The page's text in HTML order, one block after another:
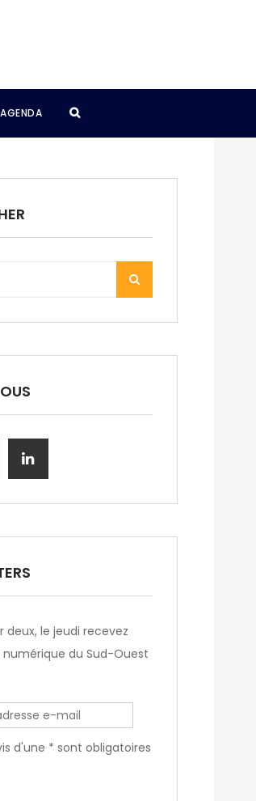
AGENDA
deux, le jeudi recevez
du Sud-Ouest
d'une * sont obligatoires